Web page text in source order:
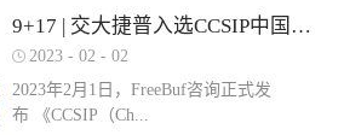
正复为奇：网络安全服务市场洞察报告》
（以下简称《报告》）。嘶吼安全产业研
六部分，即安全运营、安全集成、安全实
战、安全培训、安全咨询和安全保险。其
9+17 | 交大捷普入选CCSIP中国网络安全行业全景册（第五版）多项细分领域！
2023 - 02 - 02
2023年2月1日，FreeBuf咨询正式发
布 《CCSIP（Ch...